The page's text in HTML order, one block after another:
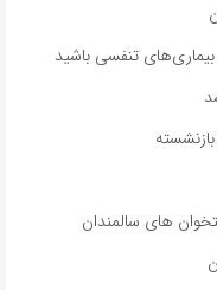
تنفسی باشید
های سالمندان